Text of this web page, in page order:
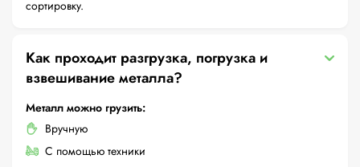
сортировку.
Как проходит разгрузка, погрузка и
взвешивание металла?
Металл можно грузить:
Вручную
С помощью техники